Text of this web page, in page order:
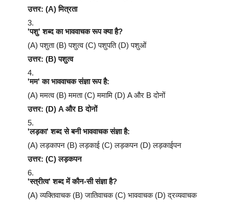
उत्तर: (A) मित्रता
'पशु' शब्द का भाववाचक रूप क्या है?
(A) पशुता (B) पशुत्व (C) पशुपति (D) पशुओं
उत्तर: (B) पशुत्व
'मम' का भाववाचक संज्ञा रूप है:
(A) ममत्व (B) ममता (C) ममामि (D) A और B दोनों
उत्तर: (D) A और B दोनों
'लड़का' शब्द से बनी भाववाचक संज्ञा है:
(A) लड़कापन (B) लड़काई (C) लड़कपन (D) लड़काईपन
उत्तर: (C) लड़कपन
'स्त्रीत्व' शब्द में कौन-सी संज्ञा है?
(A) व्यक्तिवाचक (B) जातिवाचक (C) भाववाचक (D) द्रव्यवाचक